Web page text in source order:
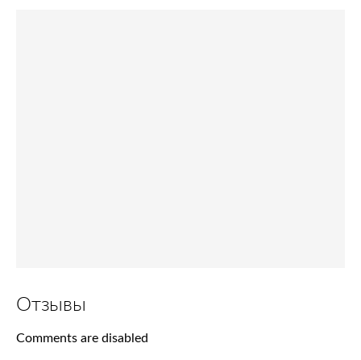
Отзывы
Comments are disabled